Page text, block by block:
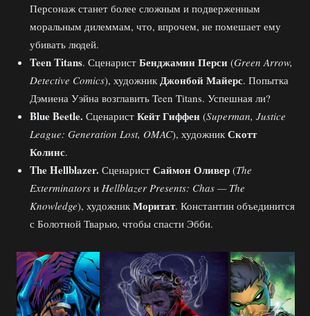
Персонаж станет более сложным и подверженным
моральным дилеммам, что, впрочем, не помешает ему
убивать людей.
TeenTitans. Сценарист Бенджамин Перси (Green Arrow,
Detective Comics), художник Джонбой Майерс. Попытка
Дэмиена Уэйна возглавить Teen Titans. Успешная ли?
BlueBeetle. Сценарист Кейт Гиффен (Superman, Justice
League: Generation Lost, OMAC), художник Скотт
Колинс.
TheHellblazer. Сценарист Саймон Оливер (The
Exterminators и Hellblazer Presents: Chas — The
Knowledge), художник Моритат. Константин объединится
с Болотной Тварью, чтобы спасти Эбби.